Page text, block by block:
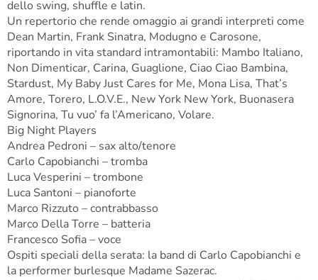
dello swing, shuffle e latin.
Un repertorio che rende omaggio ai grandi interpreti come
Dean Martin, Frank Sinatra, Modugno e Carosone,
riportando in vita standard intramontabili: Mambo Italiano,
Non Dimenticar, Carina, Guaglione, Ciao Ciao Bambina,
Stardust, My Baby Just Cares for Me, Mona Lisa, That’s
Amore, Torero, L.O.V.E., New York New York, Buonasera
Signorina, Tu vuo’ fa l’Americano, Volare.
Big Night Players
Andrea Pedroni – sax alto/tenore
Carlo Capobianchi – tromba
Luca Vesperini – trombone
Luca Santoni – pianoforte
Marco Rizzuto – contrabbasso
Marco Della Torre – batteria
Francesco Sofia – voce
Ospiti speciali della serata: la band di Carlo Capobianchi e
la performer burlesque Madame Sazerac.